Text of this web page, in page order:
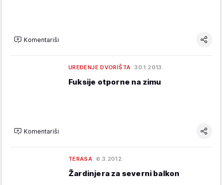
Komentariši
UREĐENJE DVORIŠTA 30.1.2013.
Fuksije otporne na zimu
Komentariši
TERASA 6.3.2012.
Žardinjera za severni balkon